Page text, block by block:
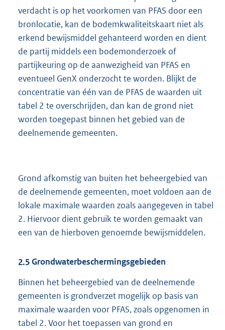
verdacht is op het voorkomen van PFAS door een
bronlocatie, kan de bodemkwaliteitskaart niet als
erkend bewijsmiddel gehanteerd worden en dient
de partij middels een bodemonderzoek of
partijkeuring op de aanwezigheid van PFAS en
eventueel GenX onderzocht te worden. Blijkt de
concentratie van één van de PFAS de waarden uit
tabel 2 te overschrijden, dan kan de grond niet
worden toegepast binnen het gebied van de
deelnemende gemeenten.
Grond afkomstig van buiten het beheergebied van
de deelnemende gemeenten, moet voldoen aan de
lokale maximale waarden zoals aangegeven in tabel
2. Hiervoor dient gebruik te worden gemaakt van
een van de hierboven genoemde bewijsmiddelen.
2.5Grondwaterbeschermingsgebieden
Binnen het beheergebied van de deelnemende
gemeenten is grondverzet mogelijk op basis van
maximale waarden voor PFAS, zoals opgenomen in
tabel 2. Voor het toepassen van grond en